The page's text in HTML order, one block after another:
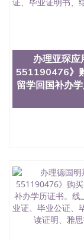
办理亚琛
551190476》
留学回国补办